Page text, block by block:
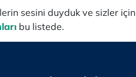
sesini duyduk ve sizler için
bu listede.